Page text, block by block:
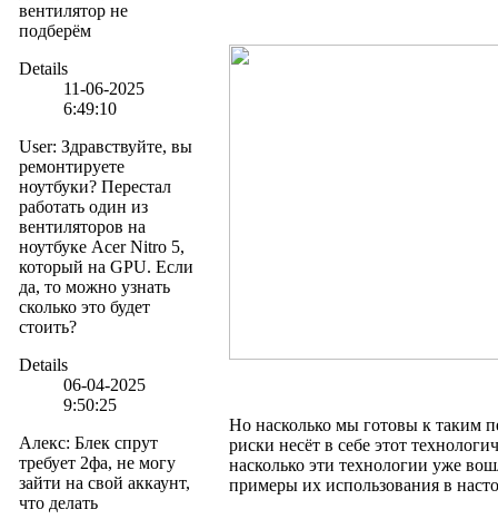
вентилятор не
подберём
Details
11-06-2025
6:49:10
User: Здравствуйте, вы
ремонтируете
ноутбуки? Перестал
работать один из
вентиляторов на
ноутбуке Acer Nitro 5,
который на GPU. Если
да, то можно узнать
сколько это будет
стоить?
Details
06-04-2025
9:50:25
Алекс: Блек спрут
требует 2фа, не могу
зайти на свой аккаунт,
что делать
Но насколько мы готовы к таким
риски несёт в себе этот
насколько эти технологии уже
примеры их использования в